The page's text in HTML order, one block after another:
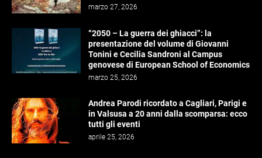
marzo 27, 2026
“2050 – La guerra dei ghiacci”: la
presentazione del volume di Giovanni
Tonini e Cecilia Sandroni al Campus
genovese di European School of Economics
marzo 25, 2026
Andrea Parodi ricordato a Cagliari, Parigi e
in Valsusa a 20 anni dalla scomparsa: ecco
tutti gli eventi
aprile 25, 2026